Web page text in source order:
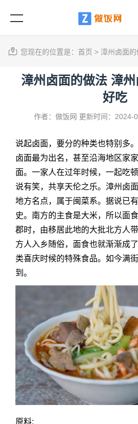
您现在的位置是： 首页 > 漳州卤面
漳州卤面的做法 漳
好吃
作者：做饭网 更新时间：2024-
说起卤面，要分的种类也特别多
卤面最为出名，甚至沿海地区家
面。一家人在过年时候，一起吃
说有笑，共享天伦之乐。漳州卤
地方名点，属于闽菜系。据说已
史。南方的主食是大米，所以面
郡时，由移居此地的大批北方人
方人入乡随俗，面食也就渐渐成
类喜庆时候的特殊食品。如今满
到。
原料: